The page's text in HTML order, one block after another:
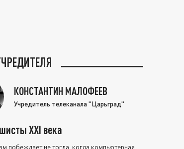
КОНСТАНТИН МАЛОФЕЕВ
Учредитель телеканала "Царьград"
XXI века
побеждает не тогда, когда компьютерная